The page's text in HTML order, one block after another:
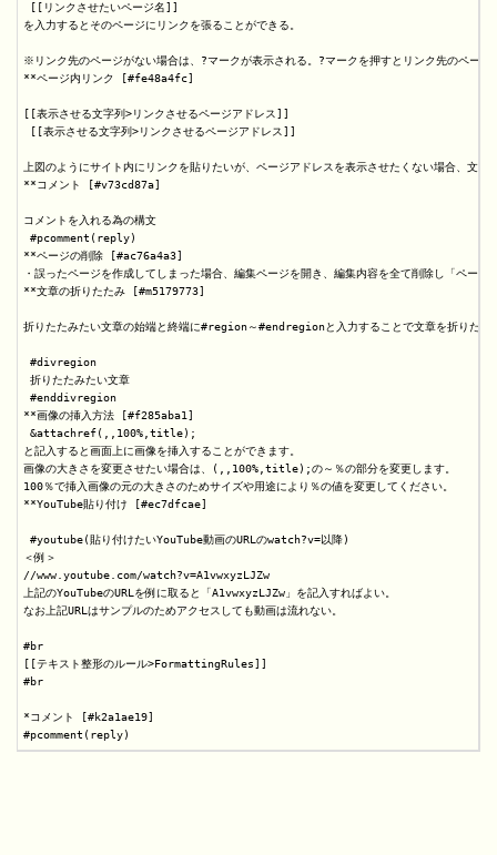
[[リンクさせたいページ名]]
を入力するとそのページにリンクを張ることができる。
※リンク先のページがない場合は、?マークが表示される。?マークを押すとリンク先のページ
**ページ内リンク [#fe48a4fc]
[[表示させる文字列>リンクさせるページアドレス]]
[[表示させる文字列>リンクさせるページアドレス]]
上図のようにサイト内にリンクを貼りたいが、ページアドレスを表示させたくない場合、文
**コメント [#v73cd87a]
コメントを入れる為の構文
#pcomment(reply)
**ページの削除 [#ac76a4a3]
・誤ったページを作成してしまった場合、編集ページを開き、編集内容を全て削除し「ペー
**文章の折りたたみ [#m5179773]
折りたたみたい文章の始端と終端に#region～#endregionと入力することで文章を折りたた
#divregion
折りたたみたい文章
#enddivregion
**画像の挿入方法 [#f285aba1]
&attachref(,,100%,title);
と記入すると画面上に画像を挿入することができます。
画像の大きさを変更させたい場合は、(,,100%,title);の～％の部分を変更します。
100％で挿入画像の元の大きさのためサイズや用途により％の値を変更してください。
**YouTube貼り付け [#ec7dfcae]
#youtube(貼り付けたいYouTube動画のURLのwatch?v=以降)
＜例＞
//www.youtube.com/watch?v=A1vwxyzLJZw
上記のYouTubeのURLを例に取ると「A1vwxyzLJZw」を記入すればよい。
なお上記URLはサンプルのためアクセスしても動画は流れない。
#br
[[テキスト整形のルール>FormattingRules]]
#br
*コメント [#k2a1ae19]